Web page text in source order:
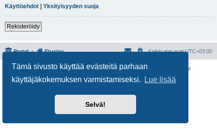
Tämä sivusto käyttää evästeitä parhaan
käyttäjäkokemuksen varmistamiseksi.
Lue lisää
Selvä!
Käyttöehdot | Yksityisyyden suoja
Rekisteröidy
Portal Etusivu Kaikki ajat ovatUTC+03:00
Keskustelufoorumin ohjelmistophpBB® Forum Software © phpBB Limited
Käännös: phpBB Suomi (lurttinen, harritapio, Pettis)